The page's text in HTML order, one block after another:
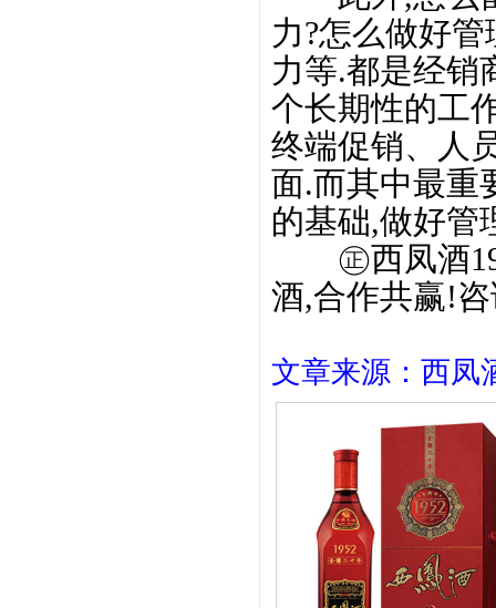
力?怎么做好
力等.都是经销
个长期性的工
终端促销、人
面.而其中最重
的基础,做好管
㊣西凤酒
酒,合作共赢!咨
文章来源：西凤